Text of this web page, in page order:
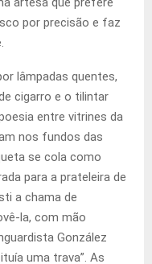
por precisão e faz
lâmpadas quentes,
cigarro e o tilintar
entre vitrines da
nos fundos das
se cola como
para a prateleira de
a chama de
la, com mão
González
uma trava”. As